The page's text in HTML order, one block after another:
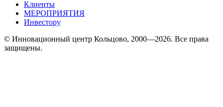
Клиенты
МЕРОПРИЯТИЯ
Инвестору
© Инновационный центр Кольцово, 2000—2026. Все права
защищены.